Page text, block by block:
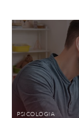
Intervenção
ABA:
desenvolver
uma
abordagem
assertiva
para
pacientes
espectro
autista
PSICOLOGIA